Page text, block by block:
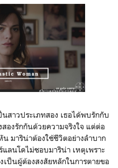
นสาวประเภทสอง เธอได้พบรักกับ
องรักกันด้วยความจริงใจ แต่ต่อ
มาริน่าต้องใช้ชีวิตอย่างลำบาก
ลนโดไม่ชอบมาริน่า เหตุเพราะ
เป็นผู้ต้องสงสัยหลักในการตายขอ